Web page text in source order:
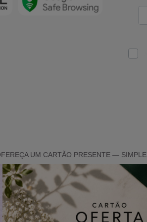
UM CARTÃO PRESENTE —